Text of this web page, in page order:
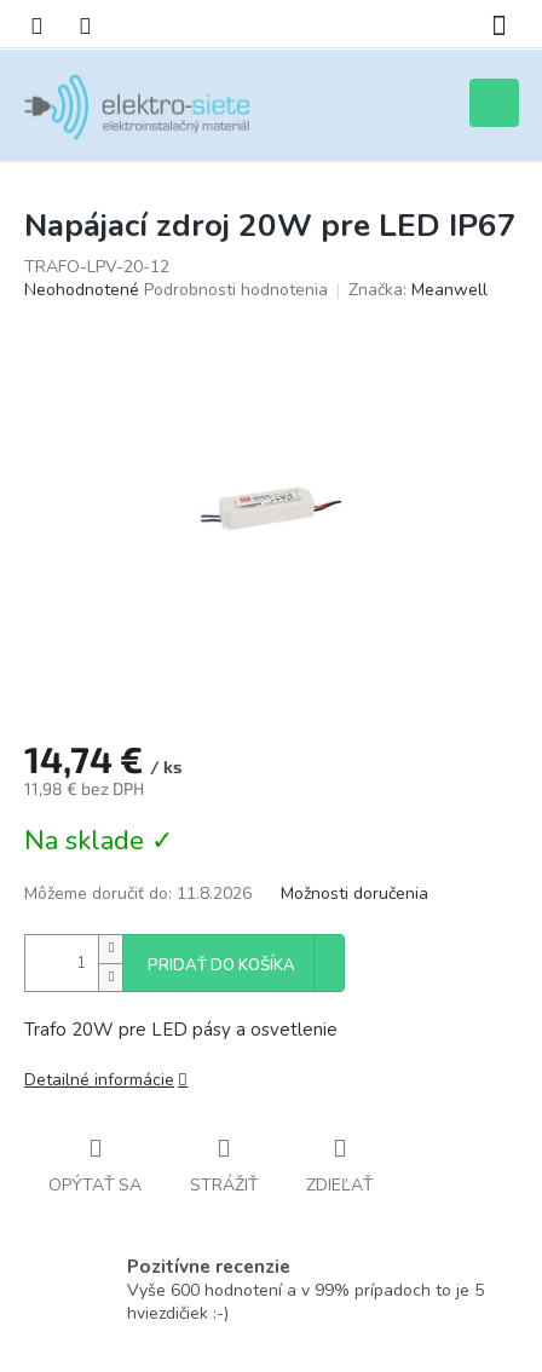
obsah
košík
Napájací zdroj 20W pre LED IP67
TRAFO-LPV-20-12
Priemerné
Neohodnotené Podrobnosti hodnotenia Značka: Meanwell
14,74 € / ks
11,98 € bez DPH
cena:
Na sklade ✓
Môžeme doručiť do: 11.8.2026 Možnosti doručenia
PRIDAŤ DO KOŠÍKA
Trafo 20W pre LED pásy a osvetlenie
Detailné informácie
OPÝTAŤ SA STRÁŽIŤ ZDIEĽAŤ
Pozitívne recenzie
Vyše 600 hodnotení a v 99% prípadoch to je 5
hviezdičiek :-)